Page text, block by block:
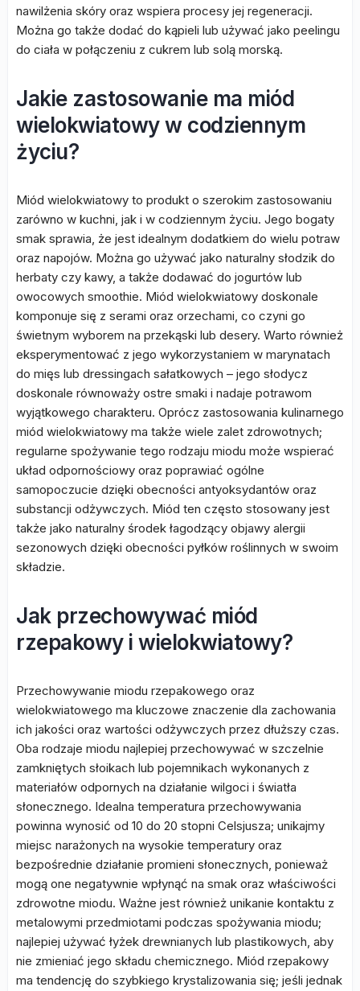
nawilżenia skóry oraz wspiera procesy jej regeneracji.
Można go także dodać do kąpieli lub używać jako peelingu
do ciała w połączeniu z cukrem lub solą morską.
Jakie zastosowanie ma miód
wielokwiatowy w codziennym
życiu?
Miód wielokwiatowy to produkt o szerokim zastosowaniu
zarówno w kuchni, jak i w codziennym życiu. Jego bogaty
smak sprawia, że jest idealnym dodatkiem do wielu potraw
oraz napojów. Można go używać jako naturalny słodzik do
herbaty czy kawy, a także dodawać do jogurtów lub
owocowych smoothie. Miód wielokwiatowy doskonale
komponuje się z serami oraz orzechami, co czyni go
świetnym wyborem na przekąski lub desery. Warto również
eksperymentować z jego wykorzystaniem w marynatach
do mięs lub dressingach sałatkowych – jego słodycz
doskonale równoważy ostre smaki i nadaje potrawom
wyjątkowego charakteru. Oprócz zastosowania kulinarnego
miód wielokwiatowy ma także wiele zalet zdrowotnych;
regularne spożywanie tego rodzaju miodu może wspierać
układ odpornościowy oraz poprawiać ogólne
samopoczucie dzięki obecności antyoksydantów oraz
substancji odżywczych. Miód ten często stosowany jest
także jako naturalny środek łagodzący objawy alergii
sezonowych dzięki obecności pyłków roślinnych w swoim
składzie.
Jak przechowywać miód
rzepakowy i wielokwiatowy?
Przechowywanie miodu rzepakowego oraz
wielokwiatowego ma kluczowe znaczenie dla zachowania
ich jakości oraz wartości odżywczych przez dłuższy czas.
Oba rodzaje miodu najlepiej przechowywać w szczelnie
zamkniętych słoikach lub pojemnikach wykonanych z
materiałów odpornych na działanie wilgoci i światła
słonecznego. Idealna temperatura przechowywania
powinna wynosić od 10 do 20 stopni Celsjusza; unikajmy
miejsc narażonych na wysokie temperatury oraz
bezpośrednie działanie promieni słonecznych, ponieważ
mogą one negatywnie wpłynąć na smak oraz właściwości
zdrowotne miodu. Ważne jest również unikanie kontaktu z
metalowymi przedmiotami podczas spożywania miodu;
najlepiej używać łyżek drewnianych lub plastikowych, aby
nie zmieniać jego składu chemicznego. Miód rzepakowy
ma tendencję do szybkiego krystalizowania się; jeśli jednak